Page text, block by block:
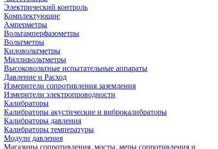
Электрический контроль
Комплектующие
Амперметры
Вольтамперфазометры
Вольтметры
Киловольтметры
Милливольтметры
Высоковольтные испытательные аппараты
Давление и Расход
Измерители сопротивления заземления
Измерители электропроводности
Калибраторы
Калибраторы акустические и виброкалибраторы
Калибраторы давления
Калибраторы температуры
Модули давления
Магазины сопротивления, мосты, меры сопротивления и